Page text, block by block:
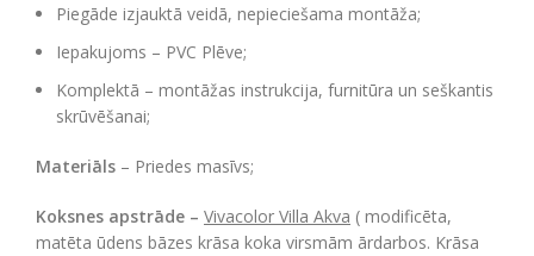
Piegāde izjauktā veidā, nepieciešama montāža;
Iepakujoms – PVC Plēve;
Komplektā – montāžas instrukcija, furnitūra un seškantis
skrūvēšanai;
Materiāls – Priedes masīvs;
Koksnes apstrāde – Vivacolor Villa Akva ( modificēta,
matēta ūdens bāzes krāsa koka virsmām ārdarbos. Krāsa